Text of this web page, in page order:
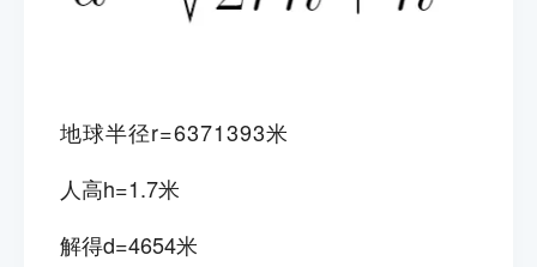
地球半径r=6371393米
人高h=1.7米
解得d=4654米